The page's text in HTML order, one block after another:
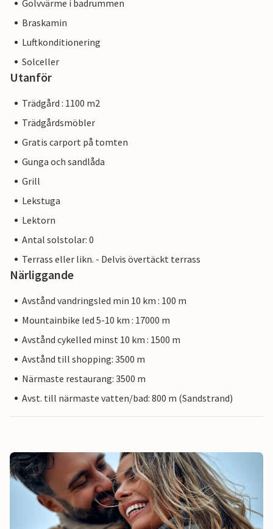
Golvvärme i badrummen
Braskamin
Luftkonditionering
Solceller
Utanför
Trädgård : 1100 m2
Trädgårdsmöbler
Gratis carport på tomten
Gunga och sandlåda
Grill
Lekstuga
Lektorn
Antal solstolar: 0
Terrass eller likn. - Delvis övertäckt terrass
Närliggande
Avstånd vandringsled min 10 km : 100 m
Mountainbike led 5-10 km : 17000 m
Avstånd cykelled minst 10 km : 1500 m
Avstånd till shopping: 3500 m
Närmaste restaurang: 3500 m
Avst. till närmaste vatten/bad: 800 m (Sandstrand)